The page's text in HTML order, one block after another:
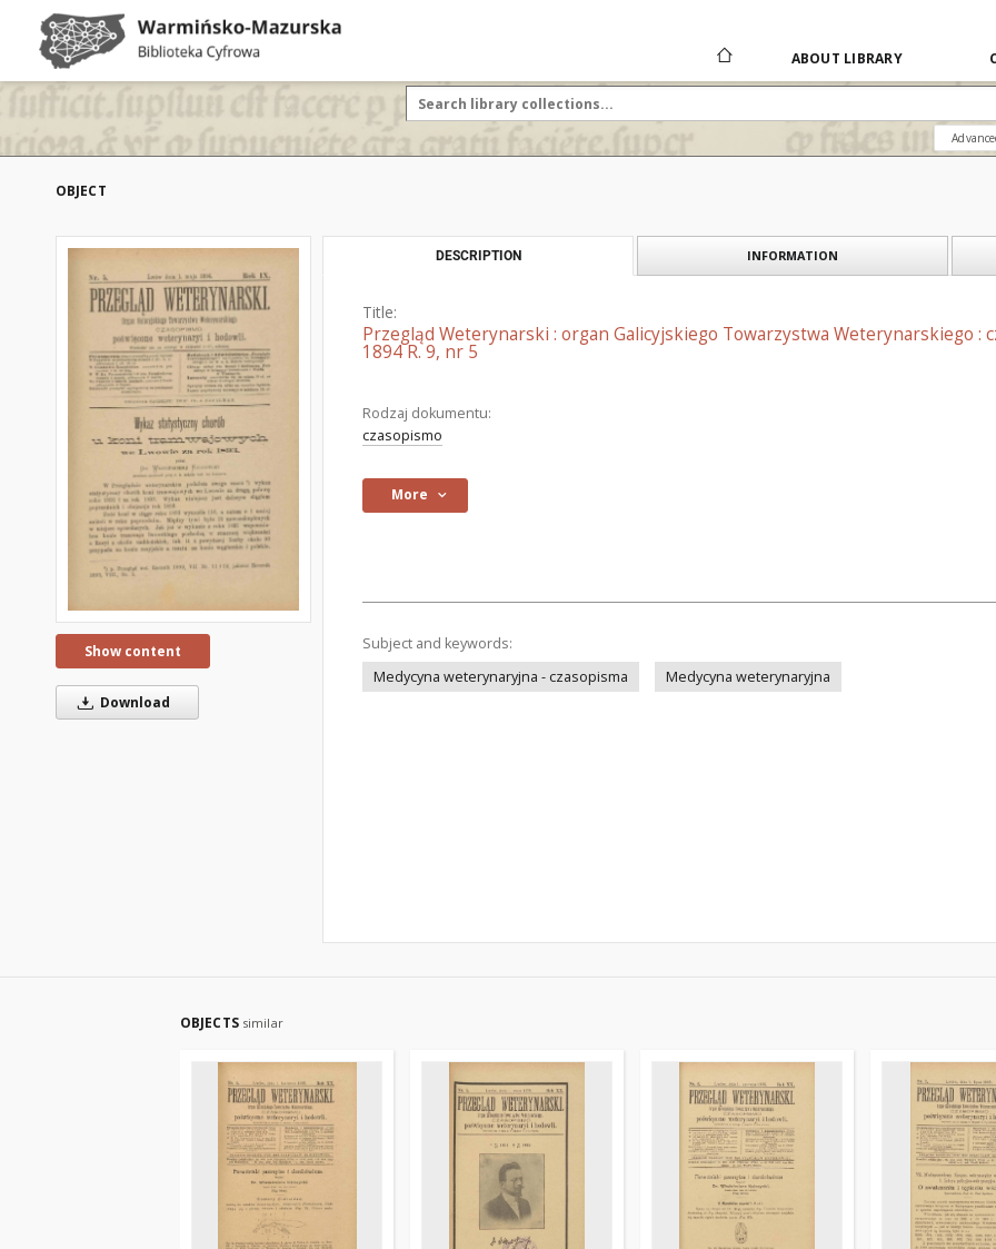
ABOUT LIBRARY
OBJECT
Show content
Download
DESCRIPTION INFORMATION
Title:
Przegląd Weterynarski : organ Galicyjskiego Towarzystwa Weterynarskiego :
1894 R. 9, nr 5
Rodzaj dokumentu:
czasopismo
More
Subject and keywords:
Medycyna weterynaryjna - czasopisma
Medycyna weterynaryjna
OBJECTS similar